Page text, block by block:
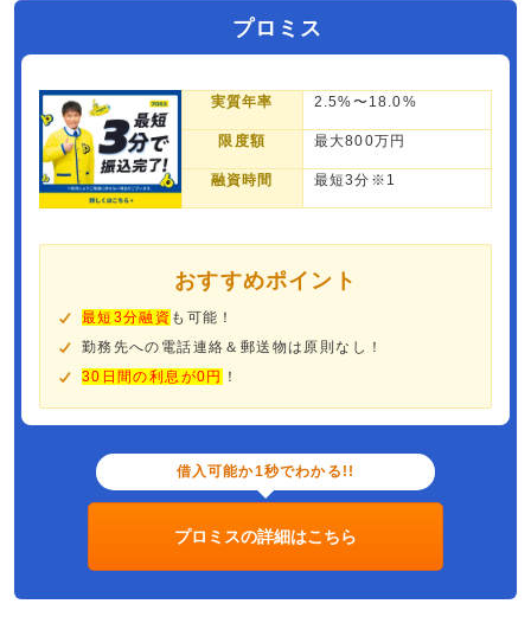
プロミス
実質年率 2.5%〜18.0%
限度額 最大800万円
融資時間 最短3分※1
おすすめポイント
最短3分融資 も可能！
勤務先への電話連絡＆郵送物は原則なし！
30日間の利息が0円
！
借入可能か1秒でわかる!!
プロミスの詳細はこちら